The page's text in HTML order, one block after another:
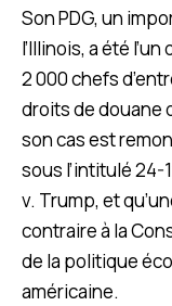
Son PDG, un
l’Illinois, a été
2 000 chefs
droits de douane
son cas est
sous l’intitulé 24-
v. Trump, et
contraire à la
de la politique
américaine.